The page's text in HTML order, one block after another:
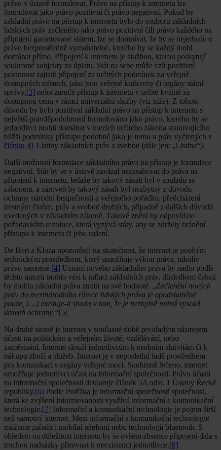
právo v ústavě formulovat. Právo na přístup k internetu lze
formulovat jako právo pozitivní či právo negativní. Pokud by
základní právo na přístup k internetu bylo do souboru základních
lidských práv začleněno jako právo pozitivní čili právo každého na
připojení garantované státem, lze se domnívat, že by se nejednalo o
právo bezprostředně vymahatelné, kterého by se každý mohl
domáhat přímo. Připojení k internetu je službou, kterou poskytují
soukromé subjekty za úplatu. Stát na sebe může vzít pozitivní
povinnost zajistit připojení za určitých podmínek na veřejně
dostupných místech, jako jsou veřejné knihovny či orgány státní
správy,[3] nebo zaručit přístup k internetu v určité kvalitě za
dostupnou cenu v rámci univerzální služby (viz níže). Z tohoto
důvodu by bylo pozitivní základní právo na přístup k internetu s
největší pravděpodobností formulováno jako právo, kterého by se
jednotlivci mohli domáhat v mezích určitého zákona stanovujícího
bližší podmínky přístupu podobně jako je tomu u práv vyčtených v
článku 41 Listiny základních práv a svobod (dále jen: „Listina“).
Další možností formulace základního práva na přístup je formulace
negativní. Stát by se v ústavě zavázal nezasahovat do práva na
připojení k internetu, ledaže by takový zásah byl v souladu se
zákonem, a zároveň by takový zásah byl nezbytný z důvodu
ochrany národní bezpečnosti a veřejného pořádku, předcházení
trestným činům, práv a svobod druhých, případně z dalších důvodů
uvedených v základním zákoně. Takové znění by odpovídalo
požadavkům rezoluce, která vyzývá státy, aby se zdržely bránění
přístupu k internetu či jeho rušení.
De Hert a Kloza upozorňují na skutečnost, že internet je pouhým
technickým prostředkem, který umožňuje výkon práva, nikoliv
právo samotné.[4] Uznání nového základního práva by nadto podle
těchto autorů mohlo vést k inflaci základních práv, důsledkem čehož
by mohla základní práva ztratit na své hodnotě. „Začlenění nových
práv do mezinárodního rámce lidských práva je opodstatněné
pouze, […] existuje-li shoda v tom, že je nezbytně nutná vysoká
úroveň ochrany.“[5]
Na druhé straně je internet v současné době prvořadým nástrojem
účasti na politickém a veřejném životě, vzdělávání, nebo
zaměstnání. Internet slouží jednotlivcům k osobním aktivitám či k
nákupu zboží a služeb. Internet je v neposlední řadě prostředkem
pro komunikaci s orgány veřejné moci. Souhrnně řečeno, internet
umožňuje jednotlivci účast na informační společnosti. Právo účasti
na informační společnosti deklaruje článek 5A odst. 1 Ústavy Řecké
republiky.[6] Podle Polčáka je informační společností společnost,
která ke zvýšení informovanosti využívá informační a komunikační
technologie.[7] Informační a komunikační technologie je pojem širší
než samotný internet. Mezi informační a komunikační technologie
můžeme zařadit i mobilní telefonii nebo technologii bluetooth. S
ohledem na důležitost internetu by se ovšem absence připojení dala s
trochou nadsázky přirovnat k neexistenci jednotlivce.[8]